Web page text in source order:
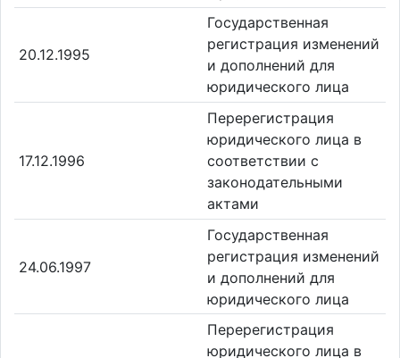
20.12.1995
Государственная
регистрация изменений
и дополнений для
юридического лица
17.12.1996
Перерегистрация
юридического лица в
соответствии с
законодательными
актами
24.06.1997
Государственная
регистрация изменений
и дополнений для
юридического лица
Перерегистрация
юридического лица в